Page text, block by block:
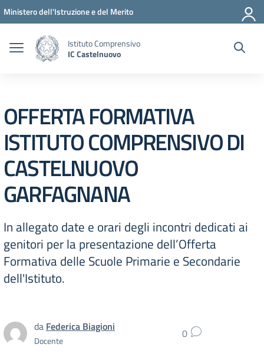
Vai ai contenuti
Vai al menu di navigazione
Vai al footer
Ministero dell'Istruzione e del Merito
Istituto Comprensivo
IC Castelnuovo
OFFERTA FORMATIVA
ISTITUTO COMPRENSIVO DI
CASTELNUOVO
GARFAGNANA
In allegato date e orari degli incontri dedicati ai
genitori per la presentazione dell’Offerta
Formativa delle Scuole Primarie e Secondarie
dell'Istituto.
da Federica Biagioni
Docente 0